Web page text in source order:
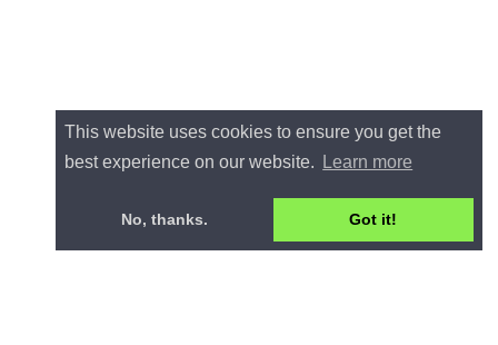
This website uses cookies to ensure you get the
best experience on our website.
Learn more
No, thanks. Got it!